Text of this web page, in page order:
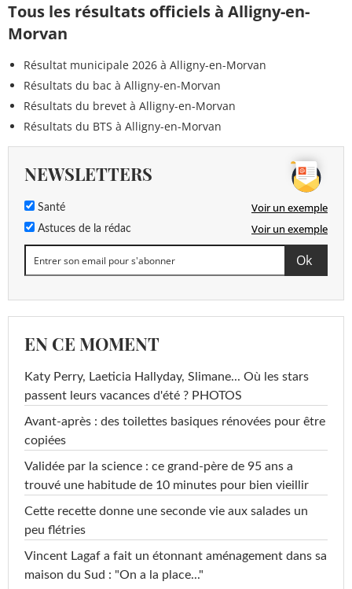
Tous les résultats officiels à Alligny-en-
Morvan
Résultat municipale 2026 à Alligny-en-Morvan
Résultats du bac à Alligny-en-Morvan
Résultats du brevet à Alligny-en-Morvan
Résultats du BTS à Alligny-en-Morvan
NEWSLETTERS
Santé Voir un exemple
Astuces de la rédac Voir un exemple
EN CE MOMENT
Katy Perry, Laeticia Hallyday, Slimane... Où les stars
passent leurs vacances d'été ? PHOTOS
Avant-après : des toilettes basiques rénovées pour être
copiées
Validée par la science : ce grand-père de 95 ans a
trouvé une habitude de 10 minutes pour bien vieillir
Cette recette donne une seconde vie aux salades un
peu flétries
Vincent Lagaf a fait un étonnant aménagement dans sa
maison du Sud : "On a la place..."